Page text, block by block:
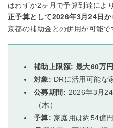
はわずか2ヶ月で予算到達によ
正予算として2026年3月24日か
京都の補助金との併用が可能で
補助上限額: 最大60万円
対象: DRに活用可能な
公募期間: 2026年3月
（木）
予算: 家庭用は約54億